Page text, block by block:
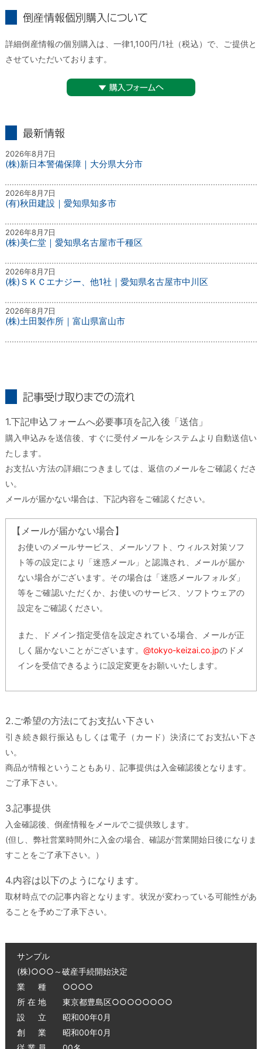
詳細倒産情報の個別購入は、一律1,100円/1社（税込）で、ご提供と
させていただいております。
2026年8月7日
(株)新日本警備保障｜大分県大分市
2026年8月7日
(有)秋田建設｜愛知県知多市
2026年8月7日
(株)美仁堂｜愛知県名古屋市千種区
2026年8月7日
(株)ＳＫＣエナジー、他1社｜愛知県名古屋市中川区
2026年8月7日
(株)土田製作所｜富山県富山市
1.下記申込フォームへ必要事項を記入後「送信」
購入申込みを送信後、すぐに受付メールをシステムより自動送信い
たします。
お支払い方法の詳細につきましては、返信のメールをご確認くださ
い。
メールが届かない場合は、下記内容をご確認ください。
【メールが届かない場合】
お使いのメールサービス、メールソフト、ウィルス対策ソフ
ト等の設定により「迷惑メール」と認識され、メールが届か
ない場合がございます。その場合は「迷惑メールフォルダ」
等をご確認いただくか、お使いのサービス、ソフトウェアの
設定をご確認ください。
また、ドメイン指定受信を設定されている場合、メールが正
しく届かないことがございます。@tokyo-keizai.co.jpのドメ
インを受信できるように設定変更をお願いいたします。
2.ご希望の方法にてお支払い下さい
引き続き銀行振込もしくは電子（カード）決済にてお支払い下さ
い。
商品が情報ということもあり、記事提供は入金確認後となります。
ご了承下さい。
3.記事提供
入金確認後、倒産情報をメールでご提供致します。
(但し、弊社営業時間外に入金の場合、確認が営業開始日後になりま
すことをご了承下さい。）
4.内容は以下のようになります。
取材時点での記事内容となります。状況が変わっている可能性があ
ることを予めご了承下さい。
サンプル
(株)○○○～破産手続開始決定
業 種 ○○○○
所 在 地 東京都豊島区○○○○○○○○
設 立 昭和00年0月
創 業 昭和00年0月